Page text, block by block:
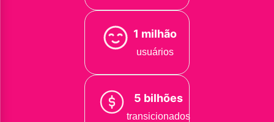
1 milhão
usuários
5 bilhões
transicionados